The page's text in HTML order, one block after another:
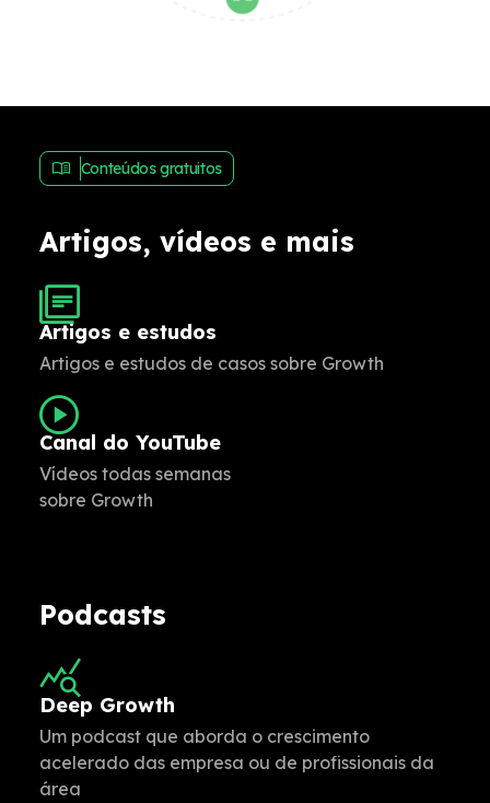
Conteúdos gratuitos
Artigos, vídeos e mais
Artigos e estudos
Artigos e estudos de casos sobre Growth
Canal do YouTube
Vídeos todas semanas
sobre Growth
Podcasts
Deep Growth
Um podcast que aborda o crescimento
acelerado das empresa ou de profissionais da
área